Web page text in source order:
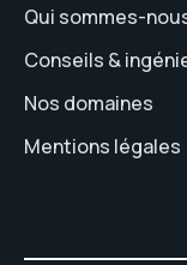
Qui sommes-
Conseils &
Nos domaines
Mentions légales